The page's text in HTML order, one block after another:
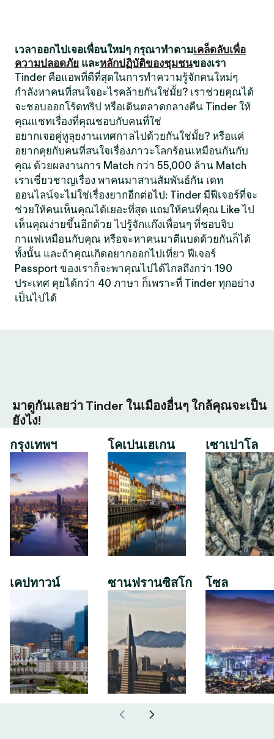
เวลาออกไปเจอเพื่อนใหม่ๆ กรุณาทำตามเคล็ดลับเพื่อ
ความปลอดภัย และหลักปฏิบัติของชุมชนของเรา
Tinder คือแอพที่ดีที่สุดในการทำความรู้จักคนใหม่ๆ
กำลังหาคนที่สนใจอะไรคล้ายกันใช่มั้ย? เราช่วยคุณได้
จะชอบออกโร้ดทริป หรือเดินตลาดกลางคืน Tinder ให้
คุณแชทเรื่องที่คุณชอบกับคนที่ใช่
อยากเจอคู่หูลุยงานเทศกาลไปด้วยกันใช่มั้ย? หรือแค่
อยากคุยกับคนที่สนใจเรื่องภาวะโลกร้อนเหมือนกันกับ
คุณ ด้วยผลงานการ Match กว่า 55,000 ล้าน Match
เราเชี่ยวชาญเรื่อง พาคนมาสานสัมพันธ์กัน เดท
ออนไลน์จะไม่ใช่เรื่องยากอีกต่อไป: Tinder มีฟีเจอร์ที่จะ
ช่วยให้คนเห็นคุณได้เยอะที่สุด แถมให้คนที่คุณ Like ไป
เห็นคุณง่ายขึ้นอีกด้วย ไปรู้จักแก๊งเพื่อนๆ ที่ชอบจิบ
กาแฟเหมือนกับคุณ หรือจะหาคนมาตีแบดด้วยกันก็ได้
ทั้งนั้น และถ้าคุณเกิดอยากออกไปเที่ยว ฟีเจอร์
Passport ของเราก็จะพาคุณไปได้ไกลถึงกว่า 190
ประเทศ คุยได้กว่า 40 ภาษา ก็เพราะที่ Tinder ทุกอย่าง
เป็นไปได้
มาดูกันเลยว่า Tinder ในเมืองอื่นๆ ใกล้คุณจะเป็น
ยังไง!
กรุงเทพฯ
เคปทาวน์
โคเปนเฮเกน
ซานฟรานซิสโก
เซาเปาโล
โซล